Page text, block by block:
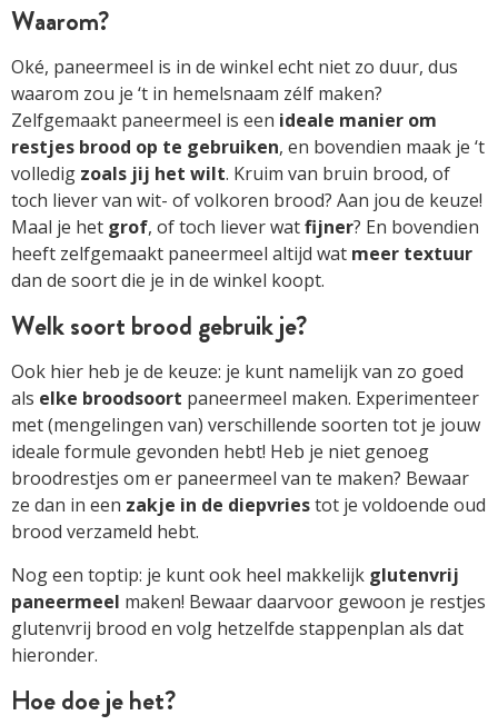
Waarom?
Oké, paneermeel is in de winkel echt niet zo duur, dus
waarom zou je ‘t in hemelsnaam zélf maken?
Zelfgemaakt paneermeel is een ideale manier om
restjes brood op te gebruiken, en bovendien maak je ‘t
volledig zoals jij het wilt. Kruim van bruin brood, of
toch liever van wit- of volkoren brood? Aan jou de keuze!
Maal je het grof, of toch liever watfijner? En bovendien
heeft zelfgemaakt paneermeel altijd wat meer textuur
dan de soort die je in de winkel koopt.
Welk soort brood gebruik je?
Ook hier heb je de keuze: je kunt namelijk van zo goed
als elke broodsoort paneermeel maken. Experimenteer
met (mengelingen van) verschillende soorten tot je jouw
ideale formule gevonden hebt! Heb je niet genoeg
broodrestjes om er paneermeel van te maken? Bewaar
ze dan in een zakje in de diepvriestot je voldoende oud
brood verzameld hebt.
Nog een toptip: je kunt ook heel makkelijk glutenvrij
paneermeel maken! Bewaar daarvoor gewoon je restjes
glutenvrij brood en volg hetzelfde stappenplan als dat
hieronder.
Hoe doe je het?